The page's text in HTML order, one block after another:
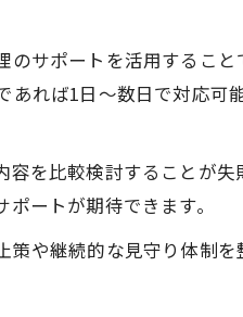
サポートを活用すること
あれば1日〜数日で対応可
を比較検討することが失
ートが期待できます。
策や継続的な見守り体制を